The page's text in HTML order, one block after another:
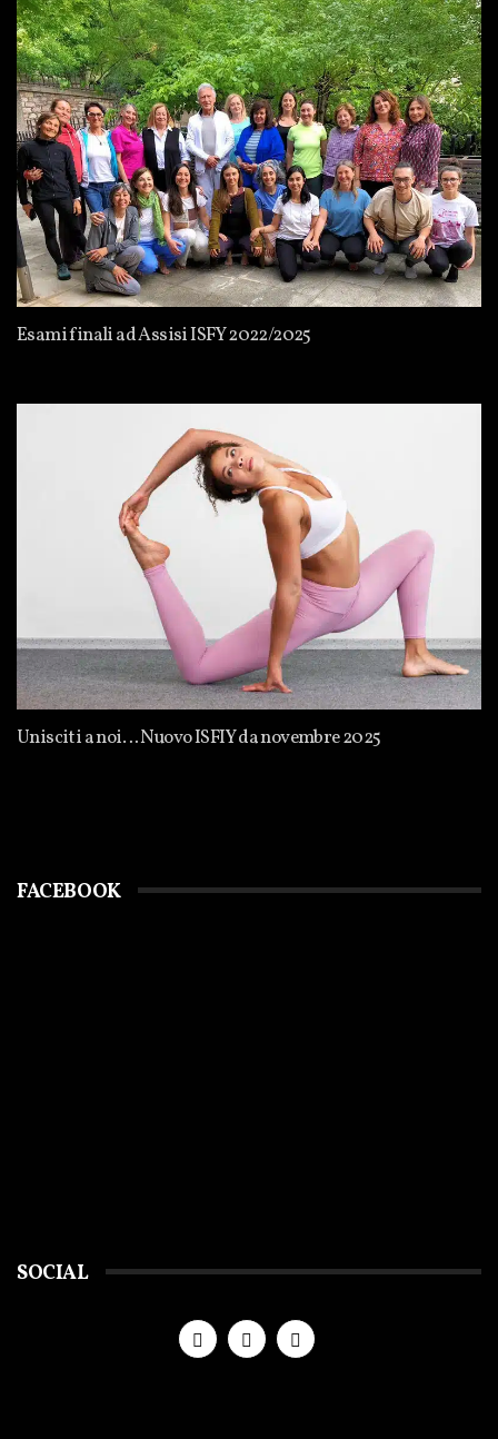
Esami finali ad Assisi ISFY 2022/2025
Unisciti a noi… Nuovo ISFIY da novembre 2025
FACEBOOK
SOCIAL